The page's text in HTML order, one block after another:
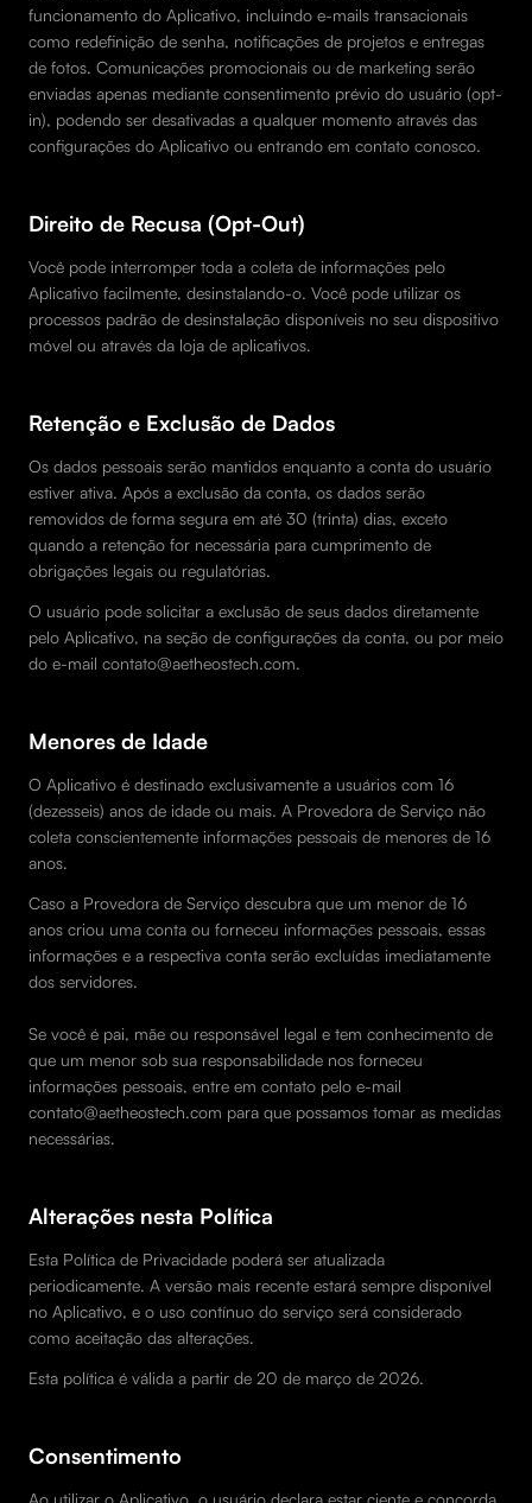
funcionamento do Aplicativo, incluindo e-mails transacionais
como redefinição de senha, notificações de projetos e entregas
de fotos. Comunicações promocionais ou de marketing serão
enviadas apenas mediante consentimento prévio do usuário (opt-
in), podendo ser desativadas a qualquer momento através das
configurações do Aplicativo ou entrando em contato conosco.
Direito de Recusa (Opt-Out)
Você pode interromper toda a coleta de informações pelo
Aplicativo facilmente, desinstalando-o. Você pode utilizar os
processos padrão de desinstalação disponíveis no seu dispositivo
móvel ou através da loja de aplicativos.
Retenção e Exclusão de Dados
Os dados pessoais serão mantidos enquanto a conta do usuário
estiver ativa. Após a exclusão da conta, os dados serão
removidos de forma segura em até 30 (trinta) dias, exceto
quando a retenção for necessária para cumprimento de
obrigações legais ou regulatórias.
O usuário pode solicitar a exclusão de seus dados diretamente
pelo Aplicativo, na seção de configurações da conta, ou por meio
do e-mail contato@aetheostech.com.
Menores de Idade
O Aplicativo é destinado exclusivamente a usuários com 16
(dezesseis) anos de idade ou mais. A Provedora de Serviço não
coleta conscientemente informações pessoais de menores de 16
anos.
Caso a Provedora de Serviço descubra que um menor de 16
anos criou uma conta ou forneceu informações pessoais, essas
informações e a respectiva conta serão excluídas imediatamente
dos servidores.
Se você é pai, mãe ou responsável legal e tem conhecimento de
que um menor sob sua responsabilidade nos forneceu
informações pessoais, entre em contato pelo e-mail
contato@aetheostech.com para que possamos tomar as medidas
necessárias.
Alterações nesta Política
Esta Política de Privacidade poderá ser atualizada
periodicamente. A versão mais recente estará sempre disponível
no Aplicativo, e o uso contínuo do serviço será considerado
como aceitação das alterações.
Esta política é válida a partir de 20 de março de 2026.
Consentimento
Ao utilizar o Aplicativo, o usuário declara estar ciente e concorda